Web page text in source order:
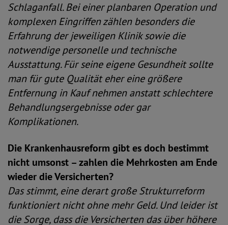
Schlaganfall. Bei einer planbaren Operation und
komplexen Eingriffen zählen besonders die
Erfahrung der jeweiligen Klinik sowie die
notwendige personelle und technische
Ausstattung. Für seine eigene Gesundheit sollte
man für gute Qualität eher eine größere
Entfernung in Kauf nehmen anstatt schlechtere
Behandlungsergebnisse oder gar
Komplikationen.
Die Krankenhausreform gibt es doch bestimmt
nicht umsonst – zahlen die Mehrkosten am Ende
wieder die Versicherten?
Das stimmt, eine derart große Strukturreform
funktioniert nicht ohne mehr Geld. Und leider ist
die Sorge, dass die Versicherten das über höhere